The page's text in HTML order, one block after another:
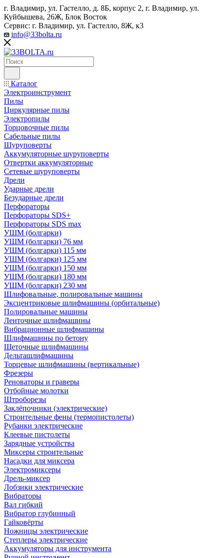
г. Владимир, ул. Гастелло, д. 8Б, корпус 2, г. Владимир, ул. ​
Куйбышева, 26Ж, Блок Восток
Сервис: г. Владимир, ул. Гастелло, 8Ж, к3
info@33bolta.ru
Каталог
Электроинструмент
Пилы
Циркулярные пилы
Электропилы
Торцовочные пилы
Сабельные пилы
Шуруповерты
Аккумуляторные шуруповерты
Отвертки аккумуляторные
Сетевые шуруповерты
Дрели
Ударные дрели
Безударные дрели
Перфораторы
Перфораторы SDS+
Перфораторы SDS max
УШМ (болгарки)
УШМ (болгарки) 76 мм
УШМ (болгарки) 115 мм
УШМ (болгарки) 125 мм
УШМ (болгарки) 150 мм
УШМ (болгарки) 180 мм
УШМ (болгарки) 230 мм
Шлифовальные, полировальные машины
Эксцентриковые шлифмашины (орбитальные)
Полировальные машины
Ленточные шлифмашины
Вибрационные шлифмашины
Шлифмашины по бетону
Щеточные шлифмашины
Дельташлифмашины
Торцевые шлифмашины (вертикальные)
Фрезеры
Реноваторы и граверы
Отбойные молотки
Штроборезы
Заклёпочники (электрические)
Строительные фены (термопистолеты)
Рубанки электрические
Клеевые пистолеты
Зарядные устройства
Миксеры строительные
Насадки для миксера
Электромиксеры
Дрель-миксер
Лобзики электрические
Вибраторы
Вал гибкий
Вибратор глубинный
Гайковёрты
Ножницы электрические
Степлеры электрические
Аккумуляторы для инструмента